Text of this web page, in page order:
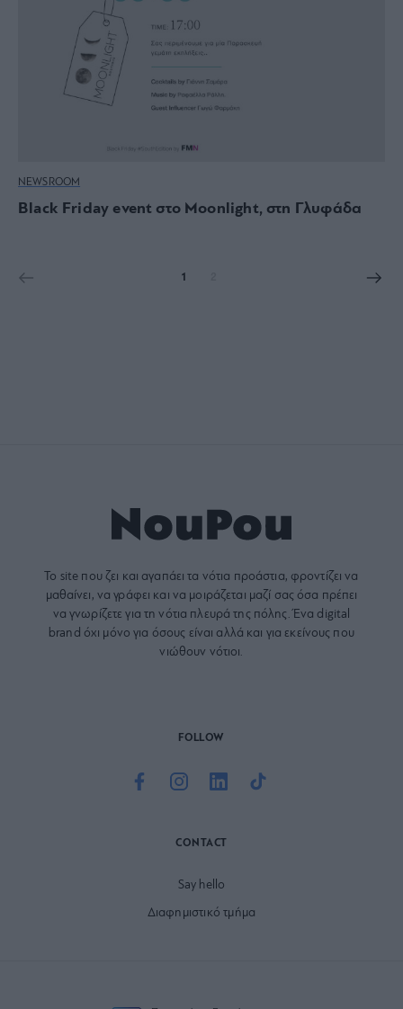
NEWSROOM
Black Friday event στο Moonlight, στη Γλυφάδα
1
Το site που ζει και αγαπάει τα νότια προάστια, φροντίζει να
μαθαίνει, να γράφει και να μοιράζεται μαζί σας όσα πρέπει
να γνωρίζετε για τη νότια πλευρά της πόλης. Ένα digital
brand όχι μόνο για όσους είναι αλλά και για εκείνους που
νιώθουν νότιοι.
FOLLOW
CONTACT
Say hello
Διαφημιστικό τμήμα